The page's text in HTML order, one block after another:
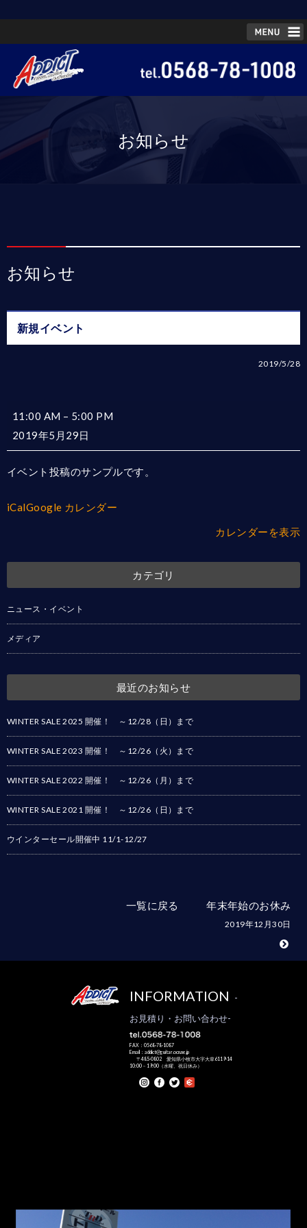
お知らせ
お知らせ
新規イベント
2019/5/28
新
規
イ
ベ
ト
11:00 AM – 5:00 PM
2019年5月29日
イベント投稿のサンプルです。
iCalGoogle カレンダー
カレンダーを表示
カテゴリ
ニュース・イベント
メディア
最近のお知らせ
WINTER SALE 2025 開催！ ～12/28（日）まで
WINTER SALE 2023 開催！ ～12/26（火）まで
WINTER SALE 2022 開催！ ～12/26（月）まで
WINTER SALE 2021 開催！ ～12/26（日）まで
ウインターセール開催中 11/1-12/27
一覧に戻る 年末年始のお休み
2019年12月30日
INFORMATION
-
お見積り・お問い合わせ-
FAX：0568-78-1087
Email：addict@guitar.ocn.ne.jp
〒485-0802 愛知県小牧市大字大草6119-14
10:00－19:00（水曜、祝日休み）